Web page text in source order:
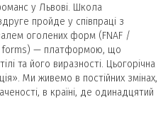
у Львові. Школа
пройде у співпраці з
оголених форм (FNAF /
forms) — платформою, що
та його виразності. Цьогорічна
Ми живемо в постійних змінах,
в країні, де одинадцятий